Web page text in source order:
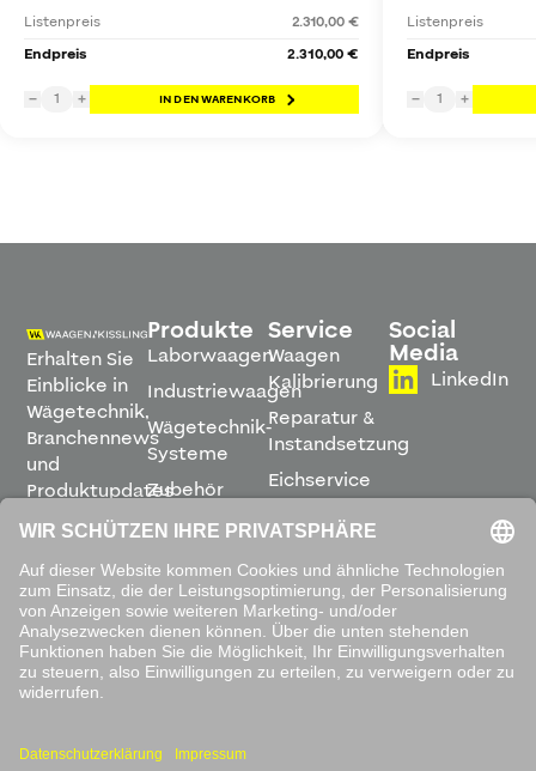
Listenpreis
2.310,00 €
Endpreis
2.310,00 €
− 1 + IN DEN WARENKORB
Listenpreis
Endpreis
− 1 +
Erhalten Sie
Einblicke in
Wägetechnik,
Branchennews
und
Produktupdates
direkt in
Ihren
Posteingang.
ABONNIEREN
Sie unsere
Produkte
Laborwaagen
Industriewaagen
Wägetechnik-
Systeme
Zubehör
Software
Service
Waagen
Kalibrierung
Reparatur &
Instandsetzung
Eichservice
Montage &
Inbetriebnahme
Leihwaagen
&
Mietservice
Social
Media
LinkedIn